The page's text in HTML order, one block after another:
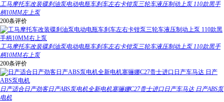
工马摩托车改装碟刹油泵电动电瓶车刹车左右卡钳泵三轮车液压制动上泵 110款黑手
柄10MM左上泵
200条评价
工马摩托车改装碟刹油泵电动电瓶车刹车左右卡钳泵三轮车液压制动上泵 110款黑手
柄10MM右上泵
200条评价
日产适合日产劲客日产ABS泵电机全新电机塞骊娜C27贵士进口日产车马达 日产ABS泵
电机